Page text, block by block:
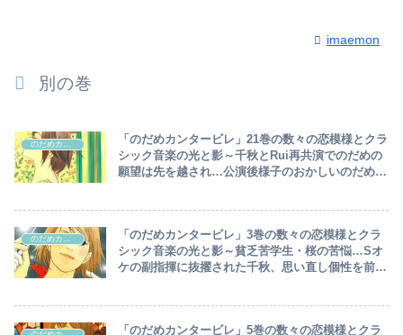
imaemon
別の巻
のだめカンタービレ
「のだめカンタービレ」21巻の数々の恋模様とクラ
シック音楽の光と影～千秋とRui再共演でのだめの
願望は先を越され…公演後様子のおかしいのだめ、
のだめカンタービレ
「のだめカンタービレ」3巻の数々の恋模様とクラ
シック音楽の光と影～貧乏苦学生・桜の苦悩…Sオ
ケの副指揮に抜擢された千秋、思い直し個性を前面
「のだめカンタービレ」5巻の数々の恋模様とクラ